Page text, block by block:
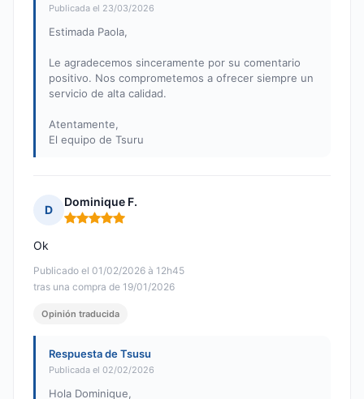
Publicada el 23/03/2026
Estimada Paola,
Le agradecemos sinceramente por su comentario
positivo. Nos comprometemos a ofrecer siempre un
servicio de alta calidad.
Atentamente,
El equipo de Tsuru
D
Dominique F.
Nota: 5 de 5
Publicado el 01/02/2026 à 12h45
tras una compra de 19/01/2026
Ok
Opinión traducida
Respuesta de Tsusu
Publicada el 02/02/2026
Hola Dominique,